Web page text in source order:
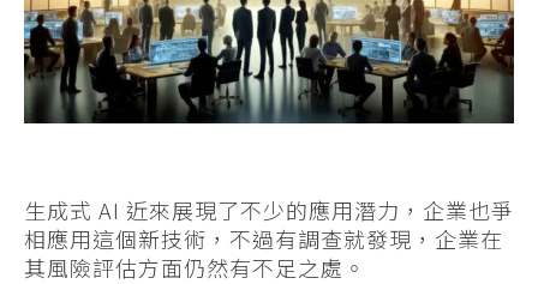
生成式 AI 近來展現了不少的應用潛力，企業也爭
相應用這個新技術，不過有調查就發現，企業在
其風險評估方面仍然有不足之處。